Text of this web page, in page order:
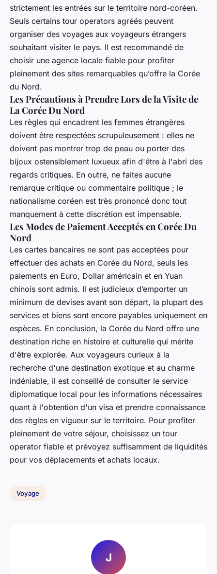
strictement les entrées sur le territoire nord-coréen.
Seuls certains tour operators agréés peuvent
organiser des voyages aux voyageurs étrangers
souhaitant visiter le pays. Il est recommandé de
choisir une agence locale fiable pour profiter
pleinement des sites remarquables qu’offre la Corée
du Nord.
Les Précautions à Prendre Lors de la Visite de
La Corée Du Nord
Les règles qui encadrent les femmes étrangères
doivent être respectées scrupuleusement : elles ne
doivent pas montrer trop de peau ou porter des
bijoux ostensiblement luxueux afin d'être à l'abri des
regards critiques. En outre, ne faites aucune
remarque critique ou commentaire politique ; le
nationalisme coréen est très prononcé donc tout
manquement à cette discrétion est impensable.
Les Modes de Paiement Acceptés en Corée Du
Nord
Les cartes bancaires ne sont pas acceptées pour
effectuer des achats en Corée du Nord, seuls les
paiements en Euro, Dollar américain et en Yuan
chinois sont admis. Il est judicieux d’emporter un
minimum de devises avant son départ, la plupart des
services et biens sont encore payables uniquement en
espèces. En conclusion, la Corée du Nord offre une
destination riche en histoire et culturelle qui mérite
d'être explorée. Aux voyageurs curieux à la
recherche d'une destination exotique et au charme
indéniable, il est conseillé de consulter le service
diplomatique local pour les informations nécessaires
quant à l'obtention d'un visa et prendre connaissance
des règles en vigueur sur le territoire. Pour profiter
pleinement de votre séjour, choisissez un tour
operator fiable et prévoyez suffisamment de liquidités
pour vos déplacements et achats locaux.
Voyage
J